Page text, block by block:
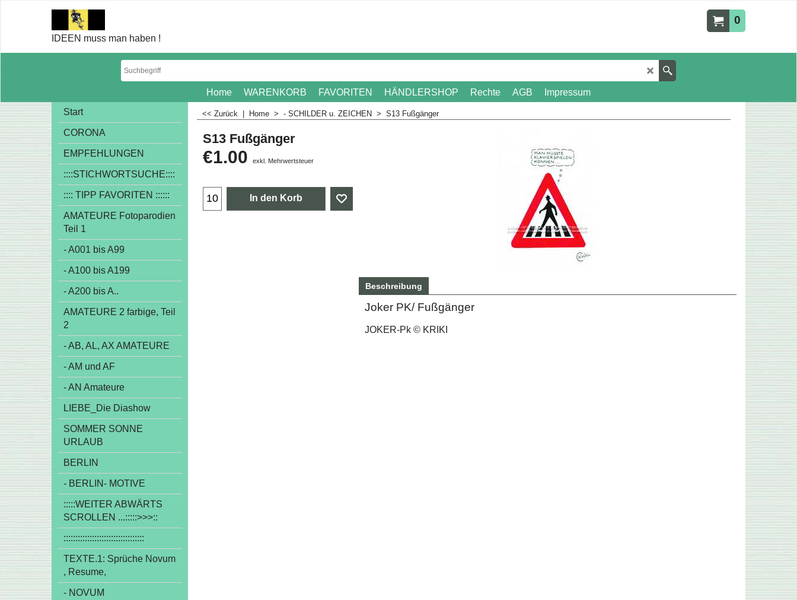
0
IDEEN muss man haben !
Home WARENKORB FAVORITEN HÄNDLERSHOP Rechte AGB
Impressum
Start
CORONA
EMPFEHLUNGEN
::::STICHWORTSUCHE::::
:::: TIPP FAVORITEN ::::::
AMATEURE Fotoparodien
Teil 1
- A001 bis A99
- A100 bis A199
- A200 bis A..
AMATEURE 2 farbige, Teil
2
- AB, AL, AX AMATEURE
- AM und AF
- AN Amateure
LIEBE_Die Diashow
SOMMER SONNE
URLAUB
BERLIN
- BERLIN- MOTIVE
:::::WEITER ABWÄRTS
SCROLLEN ...:::::>>>::
::::::::::::::::::::::::::::::::::
TEXTE.1: Sprüche Novum
, Resume,
- NOVUM
<< Zurück Home > - SCHILDER u. ZEICHEN > S13 Fußgänger
S13 Fußgänger
€1.00 exkl. Mehrwertsteuer
In den Korb
Beschreibung
Joker PK/ Fußgänger
JOKER-Pk © KRIKI